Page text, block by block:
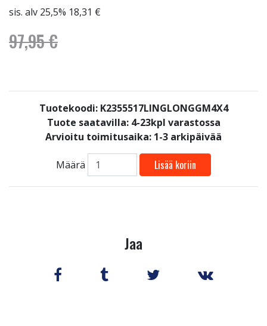
sis. alv 25,5% 18,31 €
97,95 €
Tuotekoodi: K2355517LINGLONGGM4X4
Tuote saatavilla: 4-23kpl varastossa
Arvioitu toimitusaika: 1-3 arkipäivää
Määrä Lisää koriin
Jaa